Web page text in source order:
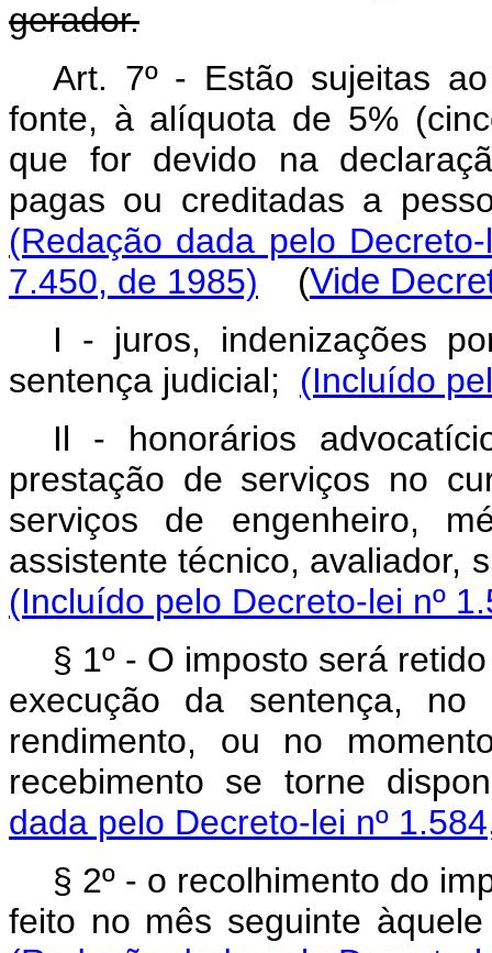
gerador.
Art. 7º - Estão sujeitas
fonte, à alíquota de 5%
que for devido na
pagas ou creditadas a
(Redação dada pelo
7.450, de 1985)
(Vide
I - juros, indenizações
sentença judicial; (Incluído
Il - honorários
prestação de serviços no
serviços de engenheiro,
assistente técnico, avaliador,
(Incluído pelo Decreto-lei nº
§ 1º - O imposto será
execução da sentença,
rendimento, ou no
recebimento se torne
dada pelo Decreto-lei nº
§ 2º - o recolhimento do
feito no mês seguinte